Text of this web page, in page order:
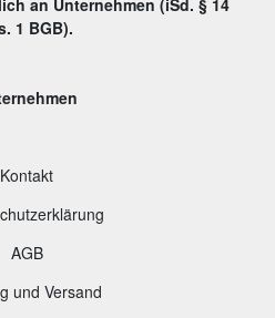
an Unternehmen (iSd. § 14
1 BGB).
Kontakt
AGB
und Versand